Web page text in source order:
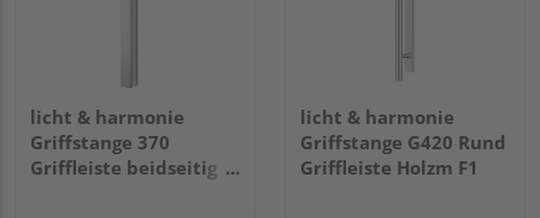
licht & harmonie
Griffstange 370
Griffleiste beidseitig
licht & harmonie
Griffstange G420 Rund
Griffleiste Holzm F1